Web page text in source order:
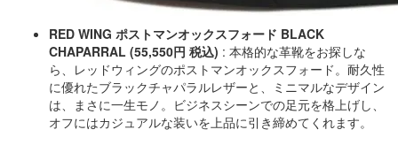
RED WING ポストマンオックスフォード BLACK
CHAPARRAL (55,550円 税込) : 本格的な革靴をお探しな
ら、レッドウィングのポストマンオックスフォード。耐久性
に優れたブラックチャパラルレザーと、ミニマルなデザイン
は、まさに一生モノ。ビジネスシーンでの足元を格上げし、
オフにはカジュアルな装いを上品に引き締めてくれます。